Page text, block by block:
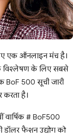
एक ऑनलाइन मंच है।
विश्लेषण के लिए सबसे
BoF 500 सूची जारी
करता है।
वार्षिक # BoF500
डॉलर फैशन उद्योग को